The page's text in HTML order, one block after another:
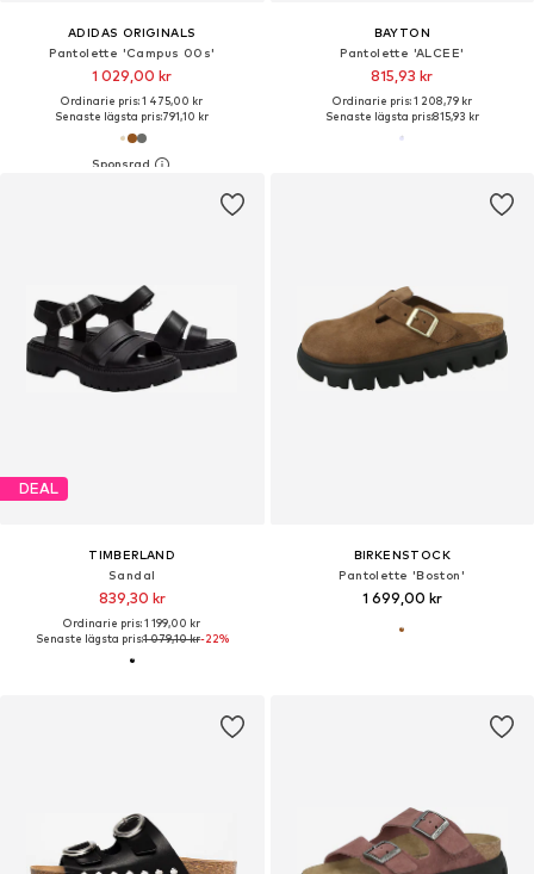
ADIDAS ORIGINALS
Pantolette 'Campus 00s'
1 029,00 kr
Ordinarie pris: 1 475,00 kr
Senaste lägsta pris:791,10 kr
BAYTON
Pantolette 'ALCEE'
815,93 kr
Ordinarie pris: 1 208,79 kr
Senaste lägsta pris:815,93 kr
DEAL
TIMBERLAND
Sandal
839,30 kr
Ordinarie pris: 1 199,00 kr
Senaste lägsta pris:1 079,10 kr-22%
BIRKENSTOCK
Pantolette 'Boston'
1 699,00 kr